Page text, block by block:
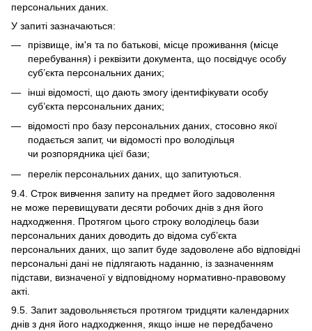
персональних даних.
У запиті зазначаються:
прізвище, ім'я та по батькові, місце проживання (місце
перебування) і реквізити документа, що посвідчує особу
суб’єкта персональних даних;
інші відомості, що дають змогу ідентифікувати особу
суб’єкта персональних даних;
відомості про базу персональних даних, стосовно якої
подається запит, чи відомості про володільця
чи розпорядника цієї бази;
перелік персональних даних, що запитуються.
9.4. Строк вивчення запиту на предмет його задоволення
не може перевищувати десяти робочих днів з дня його
надходження. Протягом цього строку володілець бази
персональних даних доводить до відома суб’єкта
персональних даних, що запит буде задоволене або відповідні
персональні дані не підлягають наданню, із зазначенням
підстави, визначеної у відповідному нормативно-правовому
акті.
9.5. Запит задовольняється протягом тридцяти календарних
днів з дня його надходження, якщо інше не передбачено